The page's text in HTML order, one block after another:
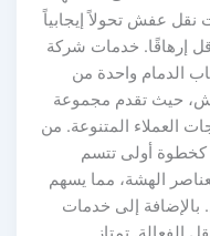
عفش تحولاً إيجابياً
إرهاقًا. خدمات شركة
الدمام واحدة من
حيث تقدم مجموعة
العملاء المتنوعة. من
أولى تتسم
الهشة، مما يسهم
إلى خدمات